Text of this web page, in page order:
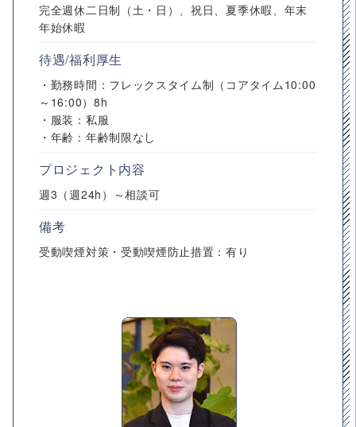
完全週休二日制（土・日）、祝日、夏季休暇、年末
年始休暇
待遇/福利厚生
・勤務時間：フレックスタイム制（コアタイム10:00
～16:00）8h
・服装：私服
・年齢：年齢制限なし
プロジェクト内容
週3（週24h）～相談可
備考
受動喫煙対策・受動喫煙防止措置：有り